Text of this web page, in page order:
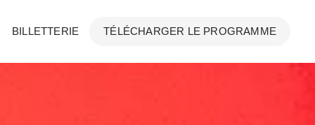
BILLETTERIE TÉLÉCHARGER LE PROGRAMME